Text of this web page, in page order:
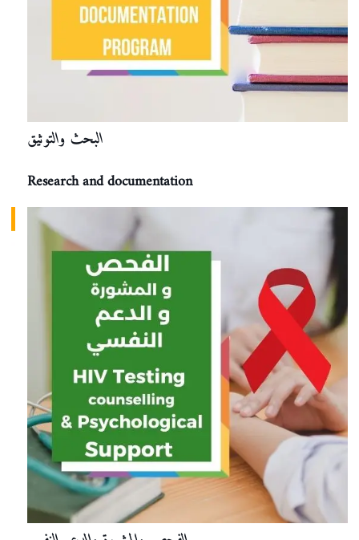
البحث والتوثيق
Research and documentation